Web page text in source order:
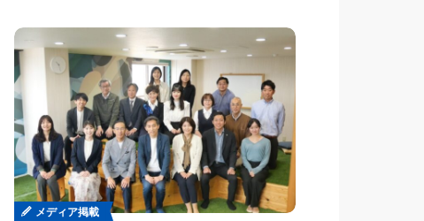
メディア掲載